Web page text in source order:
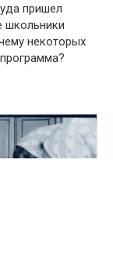
пришел
школьники
некоторых